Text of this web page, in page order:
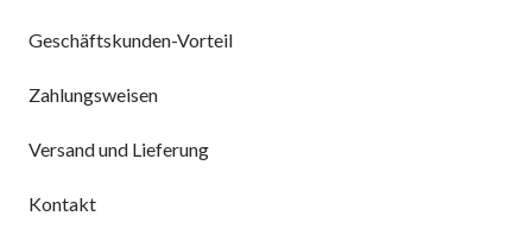
Geschäftskunden-Vorteil
Zahlungsweisen
Versand und Lieferung
Kontakt